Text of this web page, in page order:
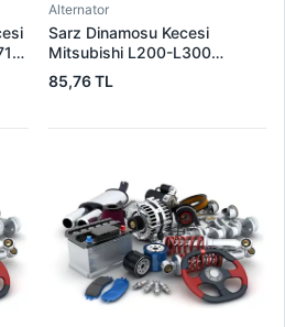
Alternator
Sarz Dinamosu Kecesi
Mitsubishi L200-L300
Alternator Kecesi | 3E
5815305 | OEM 15305
85,76 TL